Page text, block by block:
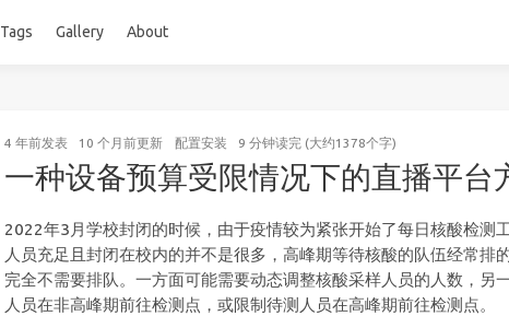
Tags Gallery About
4 年前发表 10 个月前更新 配置安装 9 分钟读完 (大约1378个字)
一种设备预算受限情况下的直播平台
2022年3月学校封闭的时候，由于疫情较为紧张开始了每日核酸检测
人员充足且封闭在校内的并不是很多，高峰期等待核酸的队伍经常排
完全不需要排队。一方面可能需要动态调整核酸采样人员的人数，另
人员在非高峰期前往检测点，或限制待测人员在高峰期前往检测点。